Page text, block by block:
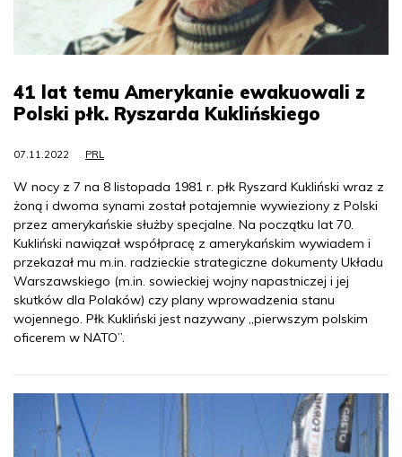
41 lat temu Amerykanie ewakuowali z
Polski płk. Ryszarda Kuklińskiego
07.11.2022 PRL
W nocy z 7 na 8 listopada 1981 r. płk Ryszard Kukliński wraz z
żoną i dwoma synami został potajemnie wywieziony z Polski
przez amerykańskie służby specjalne. Na początku lat 70.
Kukliński nawiązał współpracę z amerykańskim wywiadem i
przekazał mu m.in. radzieckie strategiczne dokumenty Układu
Warszawskiego (m.in. sowieckiej wojny napastniczej i jej
skutków dla Polaków) czy plany wprowadzenia stanu
wojennego. Płk Kukliński jest nazywany „pierwszym polskim
oficerem w NATO”.